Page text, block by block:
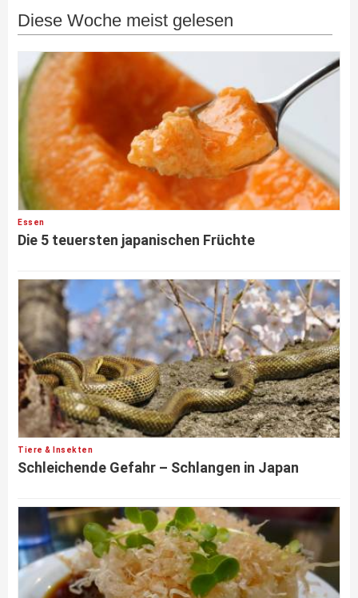
Diese Woche meist gelesen
Essen
Die 5 teuersten japanischen Früchte
Tiere & Insekten
Schleichende Gefahr – Schlangen in Japan